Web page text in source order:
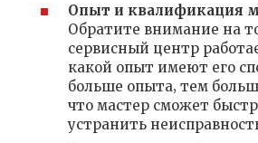
Опыт и квалификация
Обратите внимание на
сервисный центр
какой опыт имеют его
больше опыта‚ тем
что мастер сможет
устранить